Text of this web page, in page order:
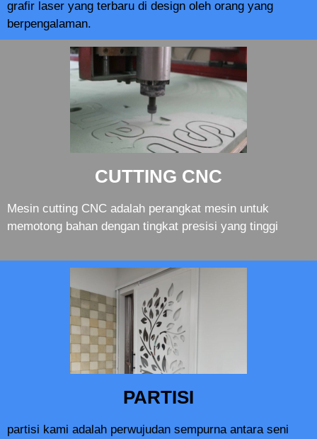
grafir laser yang terbaru di design oleh orang yang
berpengalaman.
CUTTING CNC
Mesin cutting CNC adalah perangkat mesin untuk
memotong bahan dengan tingkat presisi yang tinggi
PARTISI
partisi kami adalah perwujudan sempurna antara seni